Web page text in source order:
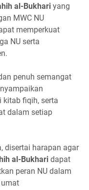
al-Bukhari yang
MWC NU
memperkuat
NU serta
penuh semangat
kitab fiqih, serta
dalam setiap
disertai harapan agar
al-Bukhari dapat
peran NU dalam